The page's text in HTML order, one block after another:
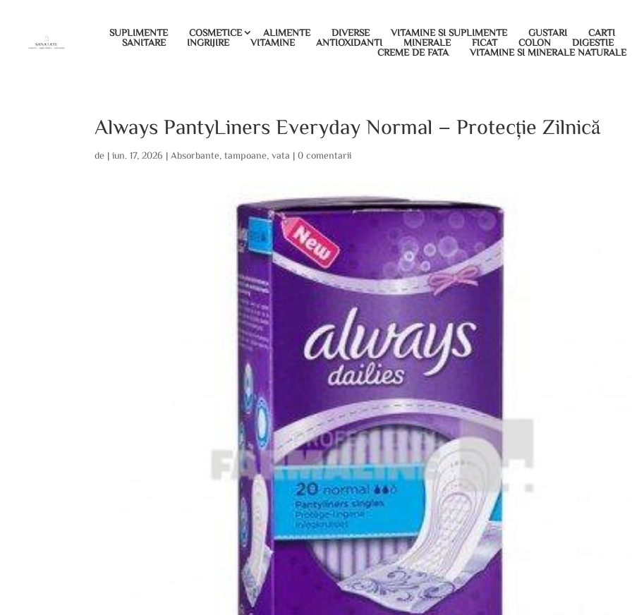
SUPLIMENTE COSMETICE ALIMENTE DIVERSE VITAMINE SI SUPLIMENTE GUSTARI
CARTI
SANITARE
INGRIJIRE VITAMINE ANTIOXIDANTI MINERALE FICAT COLON
DIGESTIE
CREME DE FATA
VITAMINE SI MINERALE NATURALE
Always PantyLiners Everyday Normal – Protecție Zilnică
de |iun. 17, 2026 | Absorbante ,tampoane ,vata |0 comentarii